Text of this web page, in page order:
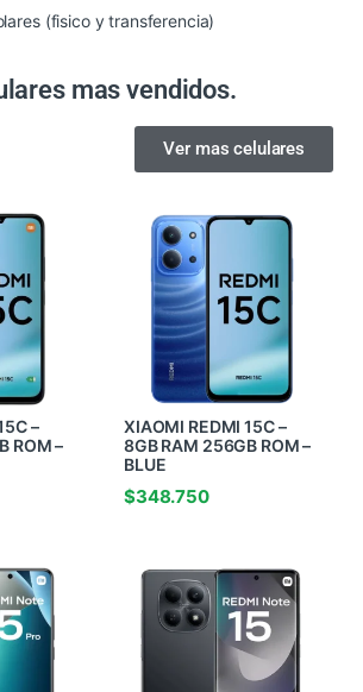
(fisico y transferencia)
mas vendidos.
Ver mas celulares
–
ROM –
XIAOMI REDMI 15C –
8GB RAM 256GB ROM –
BLUE
$348.750